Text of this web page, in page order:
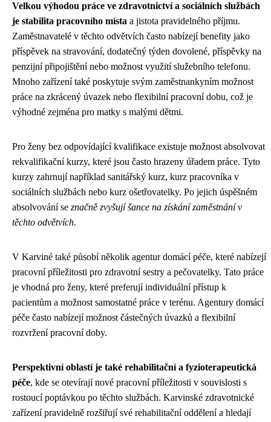
Velkou výhodou práce ve zdravotnictví a sociálních službách
je stabilita pracovního místa a jistota pravidelného příjmu.
Zaměstnavatelé v těchto odvětvích často nabízejí benefity jako
příspěvek na stravování, dodatečný týden dovolené, příspěvky na
penzijní připojištění nebo možnost využití služebního telefonu.
Mnoho zařízení také poskytuje svým zaměstnankyním možnost
práce na zkrácený úvazek nebo flexibilní pracovní dobu, což je
výhodné zejména pro matky s malými dětmi.
Pro ženy bez odpovídající kvalifikace existuje možnost absolvovat
rekvalifikační kurzy, které jsou často hrazeny úřadem práce. Tyto
kurzy zahrnují například sanitářský kurz, kurz pracovníka v
sociálních službách nebo kurz ošetřovatelky. Po jejich úspěšném
absolvování se značně zvyšují šance na získání zaměstnání v
těchto odvětvích.
V Karviné také působí několik agentur domácí péče, které nabízejí
pracovní příležitosti pro zdravotní sestry a pečovatelky. Tato práce
je vhodná pro ženy, které preferují individuální přístup k
pacientům a možnost samostatné práce v terénu. Agentury domácí
péče často nabízejí možnost částečných úvazků a flexibilní
rozvržení pracovní doby.
Perspektivní oblastí je také rehabilitační a fyzioterapeutická
péče, kde se otevírají nové pracovní příležitosti v souvislosti s
rostoucí poptávkou po těchto službách. Karvinské zdravotnické
zařízení pravidelně rozšiřují své rehabilitační oddělení a hledají